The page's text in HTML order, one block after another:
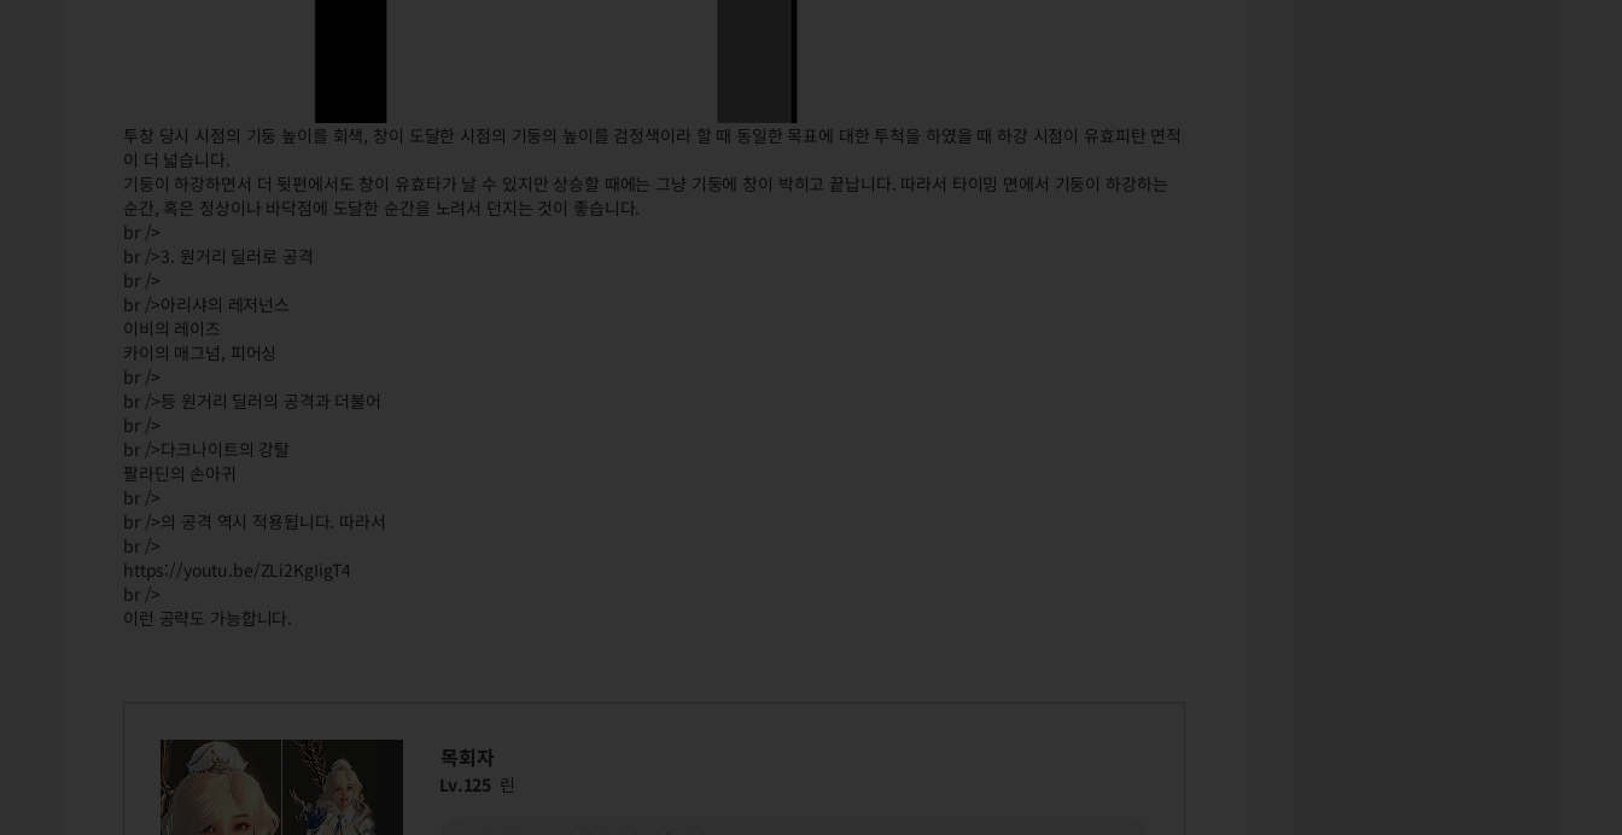
투창 당시 시점의 기둥 높이를 회색, 창이 도달한 시점의 기둥의 높이를 검정색이라 할 때 동일한 목표에 대한 투척을 하였을 때 하강 시점이 유효피탄 면적
이 더 넓습니다.
기둥이 하강하면서 더 뒷편에서도 창이 유효타가 날 수 있지만 상승할 때에는 그냥 기둥에 창이 박히고 끝납니다. 따라서 타이밍 면에서 기둥이 하강하는
순간, 혹은 정상이나 바닥점에 도달한 순간을 노려서 던지는 것이 좋습니다.
br />
br />3. 원거리 딜러로 공격
br />
br />아리샤의 레저넌스
이비의 레이즈
카이의 매그넘, 피어싱
br />
br />등 원거리 딜러의 공격과 더불어
br />
br />다크나이트의 강탈
팔라딘의 손아귀
br />
br />의 공격 역시 적용됩니다. 따라서
br />
https://youtu.be/ZLi2KgIigT4
br />
이런 공략도 가능합니다.
목회자
Lv.125 린